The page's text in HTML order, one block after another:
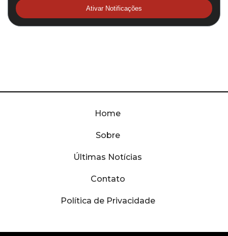
Ativar Notificações
Home
Sobre
Últimas Notícias
Contato
Política de Privacidade